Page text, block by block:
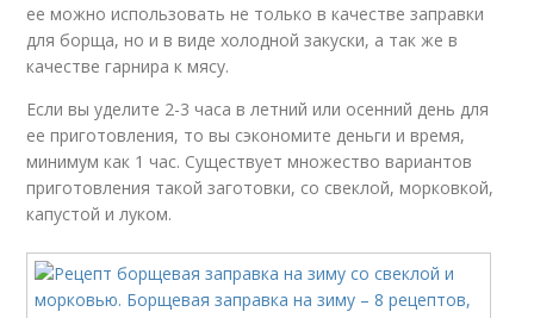
ее можно использовать не только в качестве заправки
для борща, но и в виде холодной закуски, а так же в
качестве гарнира к мясу.
Если вы уделите 2-3 часа в летний или осенний день для
ее приготовления, то вы сэкономите деньги и время,
минимум как 1 час. Существует множество вариантов
приготовления такой заготовки, со свеклой, морковкой,
капустой и луком.